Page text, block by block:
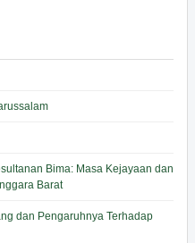
Bima: Masa Kejayaan dan
Barat
dan Pengaruhnya Terhadap